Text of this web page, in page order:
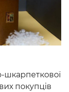
шкарпеткової
покупців